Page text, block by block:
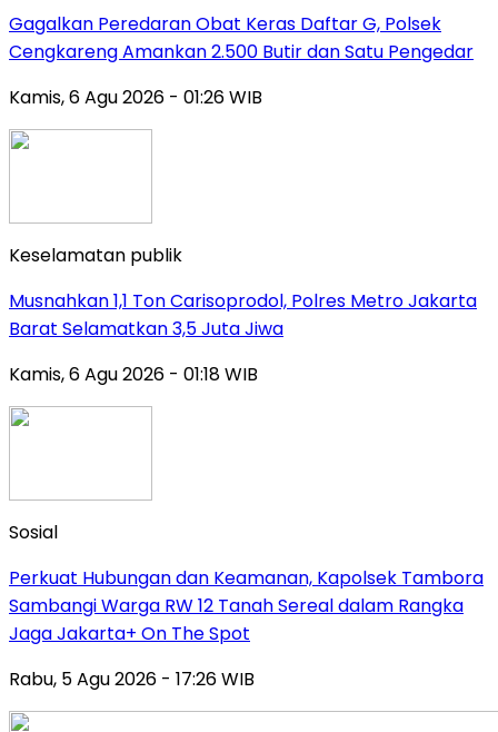
Gagalkan Peredaran Obat Keras Daftar G, Polsek
Cengkareng Amankan 2.500 Butir dan Satu Pengedar
Kamis, 6 Agu 2026 - 01:26 WIB
Keselamatan publik
Musnahkan 1,1 Ton Carisoprodol, Polres Metro Jakarta
Barat Selamatkan 3,5 Juta Jiwa
Kamis, 6 Agu 2026 - 01:18 WIB
Sosial
Perkuat Hubungan dan Keamanan, Kapolsek Tambora
Sambangi Warga RW 12 Tanah Sereal dalam Rangka
Jaga Jakarta+ On The Spot
Rabu, 5 Agu 2026 - 17:26 WIB